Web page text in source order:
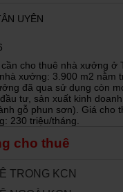
UYÊN
cho thuê nhà xưởng ở
xưởng: 3.900 m2 nằm
đã qua sử dụng còn
tư, sản xuất kinh
gỗ phun sơn). Giá cho
230 triệu/tháng.
cho thuê
TRONG KCN